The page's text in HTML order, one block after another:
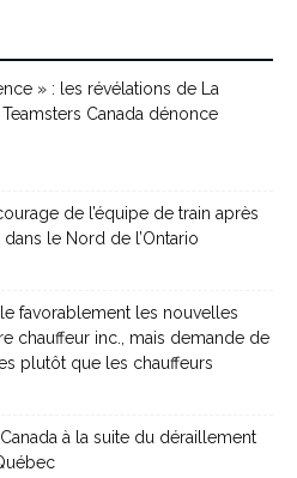
» : les révélations de La
Canada dénonce
de l’équipe de train après
dans le Nord de l’Ontario
favorablement les nouvelles
chauffeur inc., mais demande de
plutôt que les chauffeurs
à la suite du déraillement